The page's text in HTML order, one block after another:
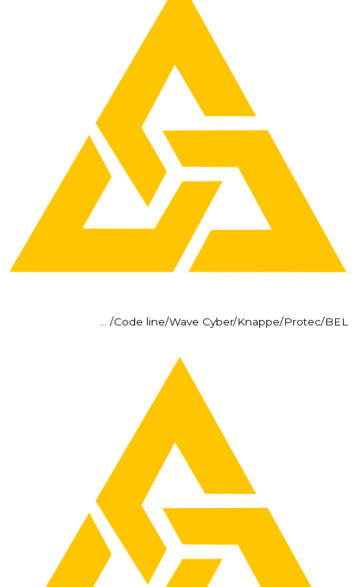
Code line/Wave Cyber/Knappe/Protec/BEL/ …